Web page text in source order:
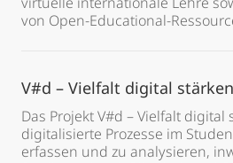
von Open-Educational-
V#d – Vielfalt digital stärken
Das Projekt V#d – Vielfalt digital
digitalisierte Prozesse im
erfassen und zu analysieren,